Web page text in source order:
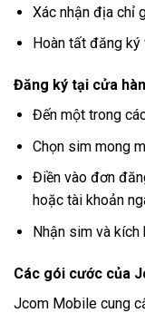
Xác nhận địa chỉ
Hoàn tất đăng
Đăng ký tại cửa
Đến một trong
Chọn sim mong
Điền vào đơn
hoặc tài khoản
Nhận sim và kích
Các gói cước của
Jcom Mobile cung